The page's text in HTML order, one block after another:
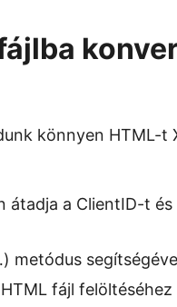
könnyen HTML-t
átadja a ClientID-t
metódus
fájl